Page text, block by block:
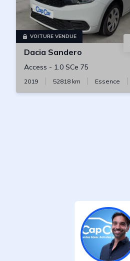
VOITURE VENDUE
Dacia Sandero
Access - 1.0 SCe 75
2019 52818km Essence